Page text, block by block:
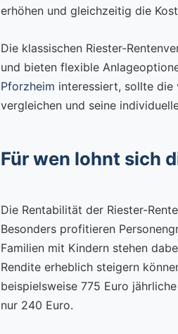
erhöhen und gleichzeitig die
Die klassischen Riester-
und bieten flexible
Pforzheim interessiert, sollte die
vergleichen und seine
Für wen lohnt sich
Die Rentabilität der Riester-
Besonders profitieren
Familien mit Kindern stehen
Rendite erheblich steigern
beispielsweise 775 Euro
nur 240 Euro.